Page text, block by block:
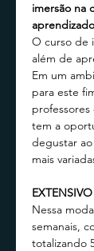
imersão na
O curso de
além de
Em um
para este
professores
tem a
degustar
mais
Nessa
semanais,
totalizando